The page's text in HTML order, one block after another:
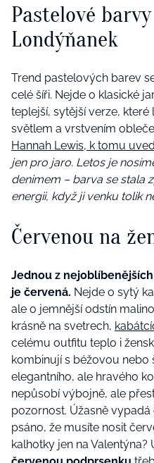
Pastelové
Londýňanek
Trend pastelových barev
celé šíři. Nejde o klasické
teplejší, sytější verze,
světlem a vrstvením
Hannah Lewis, k tomu
jen pro jaro. Letos je
denimem – barva se stala
energii, když ji venku tolik
Červenou na
Jednou z
je červená. Nejde o sytý
ale o jemnější odstín
krásně na svetrech,
celému outfitu teplo i
kombinují s béžovou nebo
elegantního, ale hravého
nepůsobí výbojně, ale
pozornost. Úžasně
psáno, že musíte nosit
kalhotky jen na